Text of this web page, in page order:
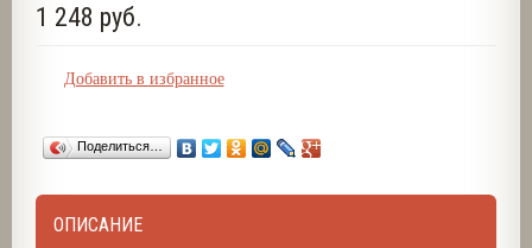
1 248 руб.
Добавить в избранное
Поделиться…
ОПИСАНИЕ